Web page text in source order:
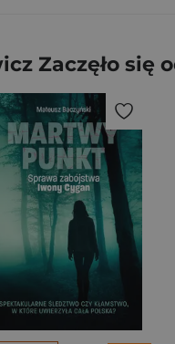
Zaczęło się